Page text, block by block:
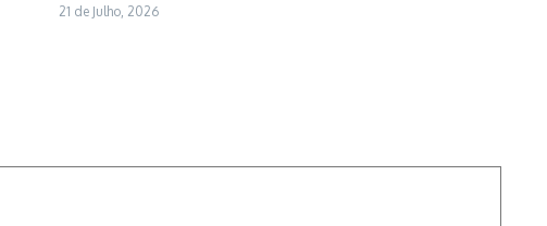
21 de Julho, 2026